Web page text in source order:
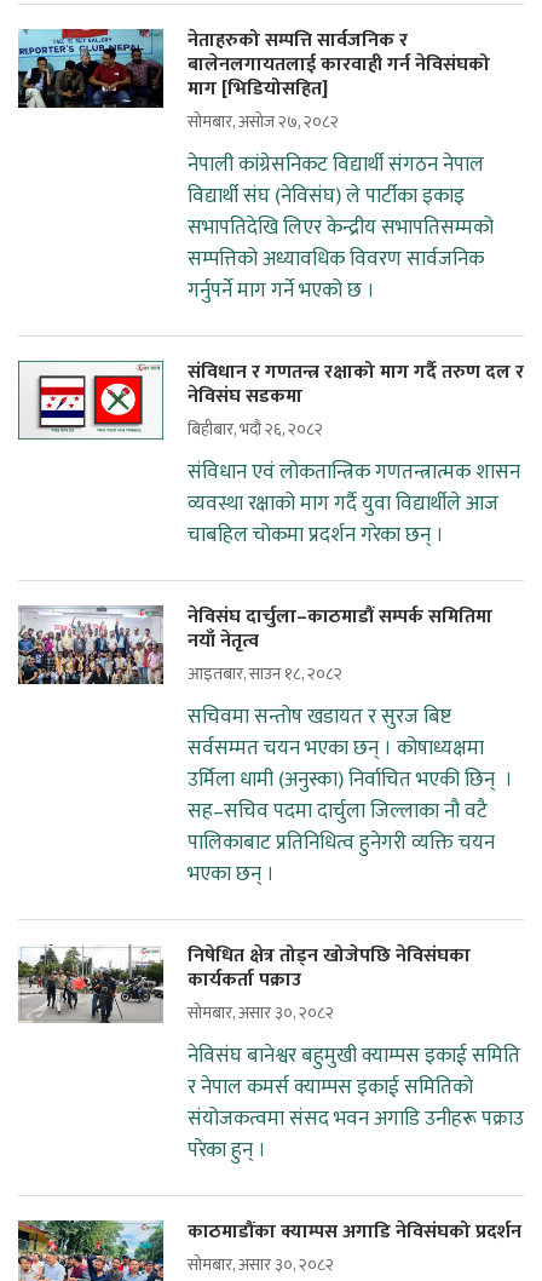
नेताहरुको सम्पत्ति सार्वजनिक र
बालेनलगायतलाई कारवाही गर्न नेविसंघको
माग [भिडियोसहित]
सोमबार, असोज २७, २०८२
नेपाली कांग्रेसनिकट विद्यार्थी संगठन नेपाल
विद्यार्थी संघ (नेविसंघ) ले पार्टीका इकाइ
सभापतिदेखि लिएर केन्द्रीय सभापतिसम्मको
सम्पत्तिको अध्यावधिक विवरण सार्वजनिक
गर्नुपर्ने माग गर्ने भएको छ ।
संविधान र गणतन्त्र रक्षाको माग गर्दै तरुण दल र
नेविसंघ सडकमा
बिहीबार, भदौ २६, २०८२
संविधान एवं लोकतान्त्रिक गणतन्त्रात्मक शासन
व्यवस्था रक्षाको माग गर्दै युवा विद्यार्थीले आज
चाबहिल चोकमा प्रदर्शन गरेका छन् ।
नेविसंघ दार्चुला–काठमाडौं सम्पर्क समितिमा
नयाँ नेतृत्व
आइतबार, साउन १८, २०८२
सचिवमा सन्तोष खडायत र सुरज बिष्ट
सर्वसम्मत चयन भएका छन् । कोषाध्यक्षमा
उर्मिला धामी (अनुस्का) निर्वाचित भएकी छिन् ।
सह–सचिव पदमा दार्चुला जिल्लाका नौ वटै
पालिकाबाट प्रतिनिधित्व हुनेगरी व्यक्ति चयन
भएका छन् ।
निषेधित क्षेत्र तोड्न खोजेपछि नेविसंघका
कार्यकर्ता पक्राउ
सोमबार, असार ३०, २०८२
नेविसंघ बानेश्वर बहुमुखी क्याम्पस इकाई समिति
र नेपाल कमर्स क्याम्पस इकाई समितिको
संयोजकत्वमा संसद भवन अगाडि उनीहरू पक्राउ
परेका हुन् ।
काठमाडौंका क्याम्पस अगाडि नेविसंघको प्रदर्शन
सोमबार, असार ३०, २०८२